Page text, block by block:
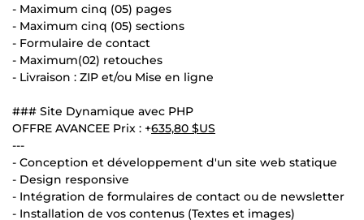
- Maximum cinq (05) pages
- Maximum cinq (05) sections
- Formulaire de contact
- Maximum(02) retouches
- Livraison : ZIP et/ou Mise en ligne
### Site Dynamique avec PHP
OFFRE AVANCEE Prix : +635,80 $US
---
- Conception et développement d'un site web statique
- Design responsive
- Intégration de formulaires de contact ou de newsletter
- Installation de vos contenus (Textes et images)